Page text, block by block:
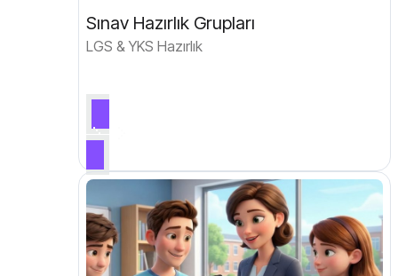
Sınav Hazırlık Grupları
LGS & YKS Hazırlık